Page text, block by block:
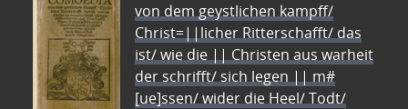
von dem geystlichen kampff/
Christ=||licher Ritterschafft/ das
ist/ wie die || Christen aus warheit
der schrifft/ sich legen || m#
[ue]ssen/ wider die Heel/ Todt/